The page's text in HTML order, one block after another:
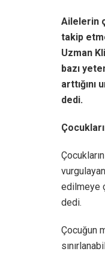
Ailelerin
takip
Uzman
bazı
dedi.
edilmeye
dedi.
Çocuğun